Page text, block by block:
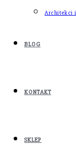
Architekci
BLOG
KONTAKT
SKLEP